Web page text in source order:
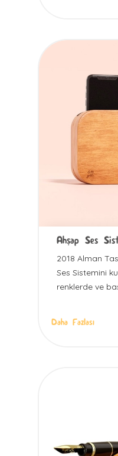
Ahşap Ses
2018 Alman
Ses Sistemini
renklerde ve
Daha Fazlası